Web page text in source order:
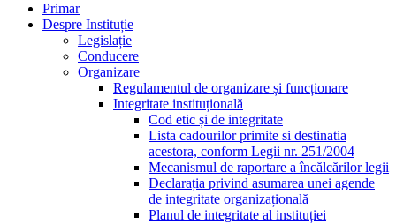
Primar
Despre Instituție
Legislație
Conducere
Organizare
Regulamentul de organizare și funcționare
Integritate instituțională
Cod etic și de integritate
Lista cadourilor primite si destinatia
acestora, conform Legii nr. 251/2004
Mecanismul de raportare a încălcărilor legii
Declarația privind asumarea unei agende
de integritate organizațională
Planul de integritate al instituției